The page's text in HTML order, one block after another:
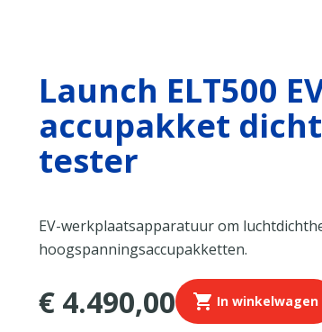
Launch ELT500
accupakket
tester
EV-werkplaatsapparatuur om
hoogspanningsaccupakketten.
€ 4.490,00 In winkelwagen